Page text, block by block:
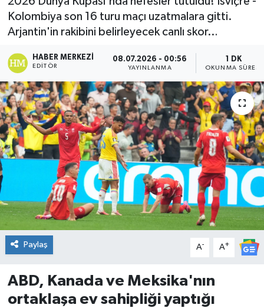
Kolombiya son 16 turu maçı uzatmalara gitti.
Arjantin'in rakibini belirleyecek canlı skor…
HABER MERKEZI
EDITÖR
08.07.2026 - 00:56
YAYINLANMA
1 DK
OKUNMA SÜRESI
Paylaş A- A+
ABD, Kanada ve Meksika'nın
ortaklaşa ev sahipliği yaptığı
Burhaniye
ÇEVRE
DÜNYA
Dursunbey
Edremit
EĞİTİM
EKONOMİ
Erdek
Gönen
Son Dakika Haberleri
Haber Arşivi